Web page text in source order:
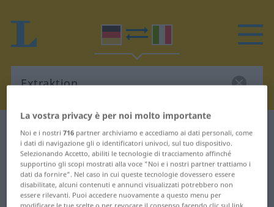
Dizionario Tedesco-Italiano Extraktion
Traduzione Tedesco-Italiano per
"Extraktion"
La vostra privacy è per noi molto importante
Noi e i nostri716 partner archiviamo e accediamo ai dati personali, come
i dati di navigazione gli o identificatori univoci, sul tuo dispositivo.
Selezionando Accetto, abiliti le tecnologie di tracciamento affinché
supportino gli scopi mostrati alla voce "Noi e i nostri partner trattiamo i
dati da fornire". Nel caso in cui queste tecnologie dovessero essere
disabilitate, alcuni contenuti e annunci visualizzati potrebbero non
essere rilevanti. Puoi accedere nuovamente a questo menu per